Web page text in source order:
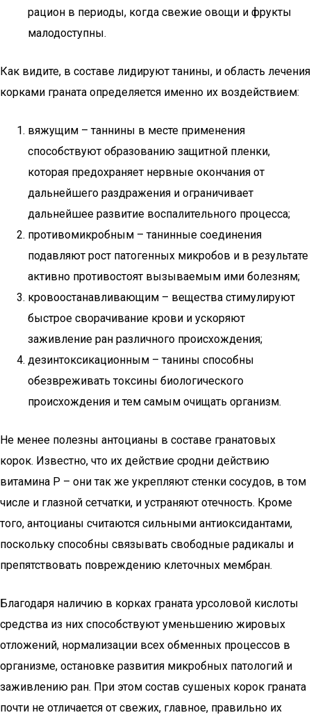
рацион в периоды, когда свежие овощи и фрукты
малодоступны.
Как видите, в составе лидируют танины, и область лечения
корками граната определяется именно их воздействием:
вяжущим – таннины в месте применения
способствуют образованию защитной пленки,
которая предохраняет нервные окончания от
дальнейшего раздражения и ограничивает
дальнейшее развитие воспалительного процесса;
противомикробным – танинные соединения
подавляют рост патогенных микробов и в результате
активно противостоят вызываемым ими болезням;
кровоостанавливающим – вещества стимулируют
быстрое сворачивание крови и ускоряют
заживление ран различного происхождения;
дезинтоксикационным – танины способны
обезвреживать токсины биологического
происхождения и тем самым очищать организм.
Не менее полезны антоцианы в составе гранатовых
корок. Известно, что их действие сродни действию
витамина P – они так же укрепляют стенки сосудов, в том
числе и глазной сетчатки, и устраняют отечность. Кроме
того, антоцианы считаются сильными антиоксидантами,
поскольку способны связывать свободные радикалы и
препятствовать повреждению клеточных мембран.
Благодаря наличию в корках граната урсоловой кислоты
средства из них способствуют уменьшению жировых
отложений, нормализации всех обменных процессов в
организме, остановке развития микробных патологий и
заживлению ран. При этом состав сушеных корок граната
почти не отличается от свежих, главное, правильно их